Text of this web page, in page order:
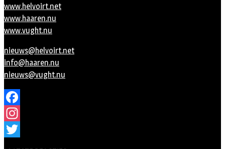
www.helvoirt.net
www.haaren.nu
www.vught.nu
nieuws@helvoirt.net
info@haaren.nu
nieuws@vught.nu
Facebook
Instagram